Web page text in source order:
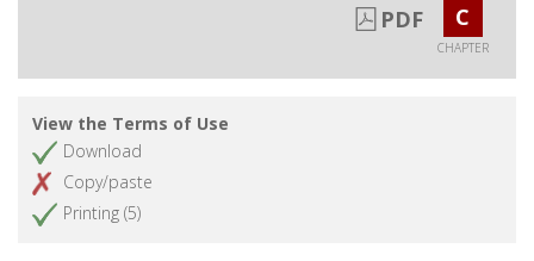
PDF C
CHAPTER
View the Terms of Use
Download
Copy/paste
Printing (5)